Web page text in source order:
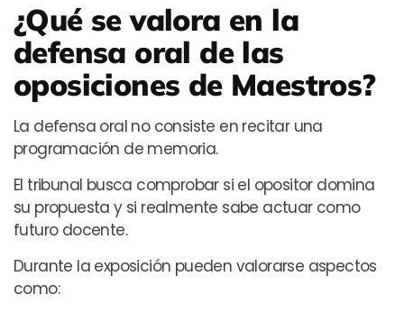
¿Qué se valora en la
defensa oral de las
oposiciones de Maestros?
La defensa oral no consiste en recitar una
programación de memoria.
El tribunal busca comprobar si el opositor domina
su propuesta y si realmente sabe actuar como
futuro docente.
Durante la exposición pueden valorarse aspectos
como: